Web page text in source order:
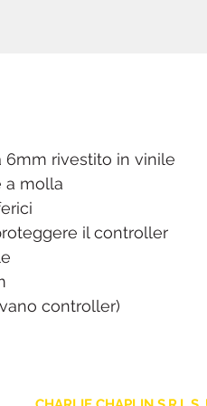
6mm rivestito in vinile
a molla
il controller
controller)